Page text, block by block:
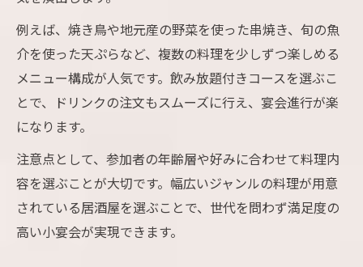
例えば、焼き鳥や地元産の野菜を使った串焼き、旬の魚
介を使った天ぷらなど、複数の料理を少しずつ楽しめる
メニュー構成が人気です。飲み放題付きコースを選ぶこ
とで、ドリンクの注文もスムーズに行え、宴会進行が楽
になります。
注意点として、参加者の年齢層や好みに合わせて料理内
容を選ぶことが大切です。幅広いジャンルの料理が用意
されている居酒屋を選ぶことで、世代を問わず満足度の
高い小宴会が実現できます。